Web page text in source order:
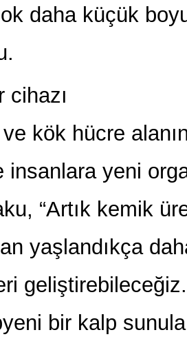
daha küçük
cihazı
kök hücre
insanlara yeni
“Artık kemik
yaşlandıkça
geliştirebileceğiz.
bir kalp